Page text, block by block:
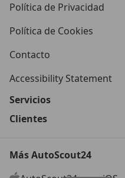
Política de Privacidad
Política de Cookies
Contacto
Accessibility Statement
Servicios
Clientes
Más AutoScout24